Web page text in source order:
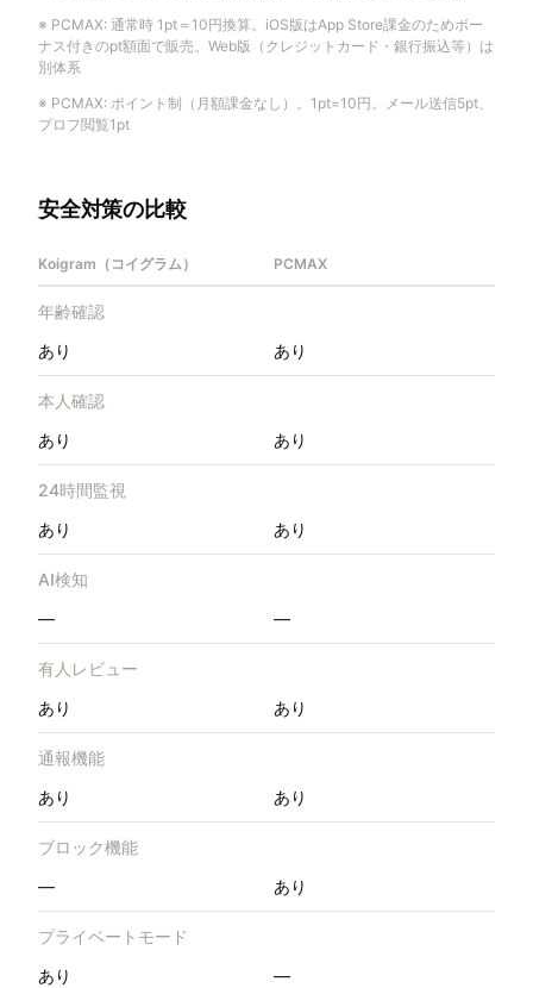
※ PCMAX: 通常時 1pt＝10円換算。iOS版はApp Store課金のためボー
ナス付きのpt額面で販売。Web版（クレジットカード・銀行振込等）は
別体系
※ PCMAX: ポイント制（月額課金なし）。1pt=10円。メール送信5pt、
プロフ閲覧1pt
安全対策の比較
Koigram（コイグラム） PCMAX
年齢確認
あり
あり
本人確認
あり
あり
24時間監視
あり
あり
AI検知
—
—
有人レビュー
あり
あり
通報機能
あり
あり
ブロック機能
—
あり
プライベートモード
あり
—